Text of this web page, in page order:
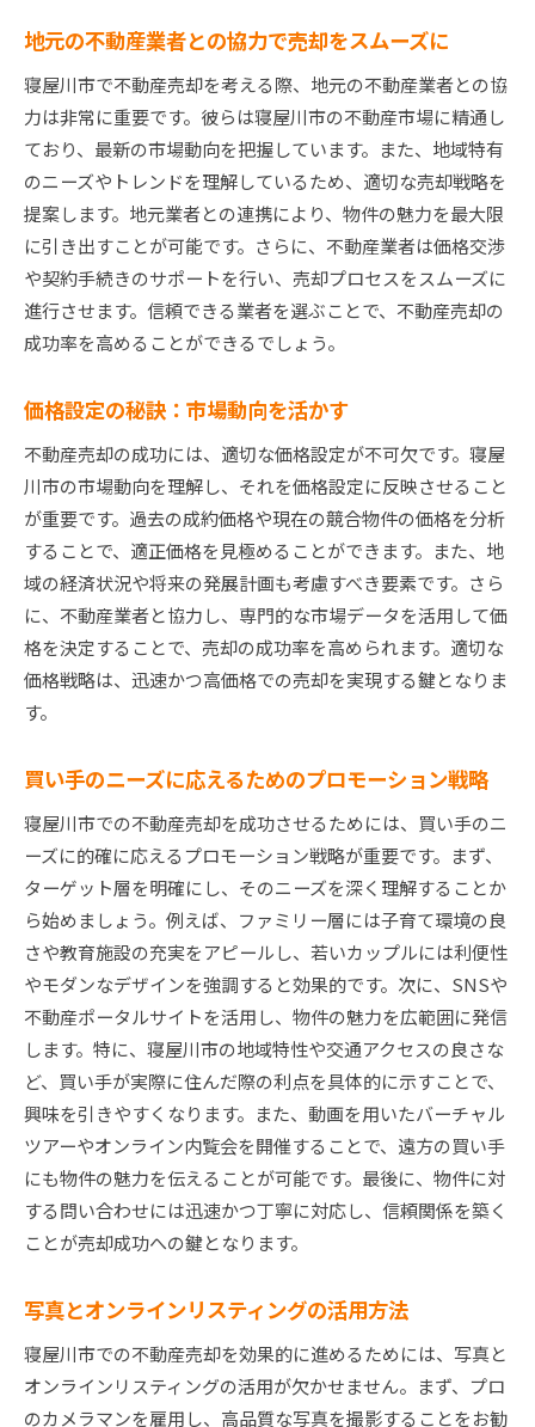
物件の状態を保つためのメンテナンス
バイヤーの質問に備える情報準備
売却活動を支える専門家の活用法
迅速な反応が鍵：コミュニケーションの重要性
契約締結後の手続きをスムーズに進めるコツ
寝屋川市不動産市場の特性を活かした賢い売却方法
地域固有の特徴を最大限に活かす方法
ライバル物件との差別化戦略
経済状況を見越した売却判断
税金や法規制の最新情報を把握
売却後の住み替え計画を考える
地域の魅力を引き出す寝屋川市不動産売却のテクニ
ック
地域コミュニティの魅力をアピール
周辺施設の利便性を強調する方法
アクセスの良さを売りにしたプロモーション
地域イベント情報を活用した売却戦略
寝屋川市での不動産売却を成功させる未来への計画
売却後のライフプランを描く
資産運用の視点から考える売却
新しい住居への移行準備
売却益の賢い使い道を考察
定年後の快適な暮らしを見据えた計画
地域の将来性を考慮した長期的視点
地元の不動産業者との協力で売却をスムーズに
寝屋川市で不動産売却を考える際、地元の不動産業者との協
力は非常に重要です。彼らは寝屋川市の不動産市場に精通し
ており、最新の市場動向を把握しています。また、地域特有
のニーズやトレンドを理解しているため、適切な売却戦略を
提案します。地元業者との連携により、物件の魅力を最大限
に引き出すことが可能です。さらに、不動産業者は価格交渉
や契約手続きのサポートを行い、売却プロセスをスムーズに
進行させます。信頼できる業者を選ぶことで、不動産売却の
成功率を高めることができるでしょう。
価格設定の秘訣：市場動向を活かす
不動産売却の成功には、適切な価格設定が不可欠です。寝屋
川市の市場動向を理解し、それを価格設定に反映させること
が重要です。過去の成約価格や現在の競合物件の価格を分析
することで、適正価格を見極めることができます。また、地
域の経済状況や将来の発展計画も考慮すべき要素です。さら
に、不動産業者と協力し、専門的な市場データを活用して価
格を決定することで、売却の成功率を高められます。適切な
価格戦略は、迅速かつ高価格での売却を実現する鍵となりま
す。
買い手のニーズに応えるためのプロモーション戦略
寝屋川市での不動産売却を成功させるためには、買い手のニ
ーズに的確に応えるプロモーション戦略が重要です。まず、
ターゲット層を明確にし、そのニーズを深く理解することか
ら始めましょう。例えば、ファミリー層には子育て環境の良
さや教育施設の充実をアピールし、若いカップルには利便性
やモダンなデザインを強調すると効果的です。次に、SNSや
不動産ポータルサイトを活用し、物件の魅力を広範囲に発信
します。特に、寝屋川市の地域特性や交通アクセスの良さな
ど、買い手が実際に住んだ際の利点を具体的に示すことで、
興味を引きやすくなります。また、動画を用いたバーチャル
ツアーやオンライン内覧会を開催することで、遠方の買い手
にも物件の魅力を伝えることが可能です。最後に、物件に対
する問い合わせには迅速かつ丁寧に対応し、信頼関係を築く
ことが売却成功への鍵となります。
写真とオンラインリスティングの活用方法
寝屋川市での不動産売却を効果的に進めるためには、写真と
オンラインリスティングの活用が欠かせません。まず、プロ
のカメラマンを雇用し、高品質な写真を撮影することをお勧